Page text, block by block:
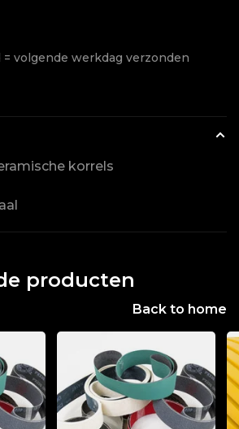
= volgende werkdag verzonden
korrels
producten
Back to home